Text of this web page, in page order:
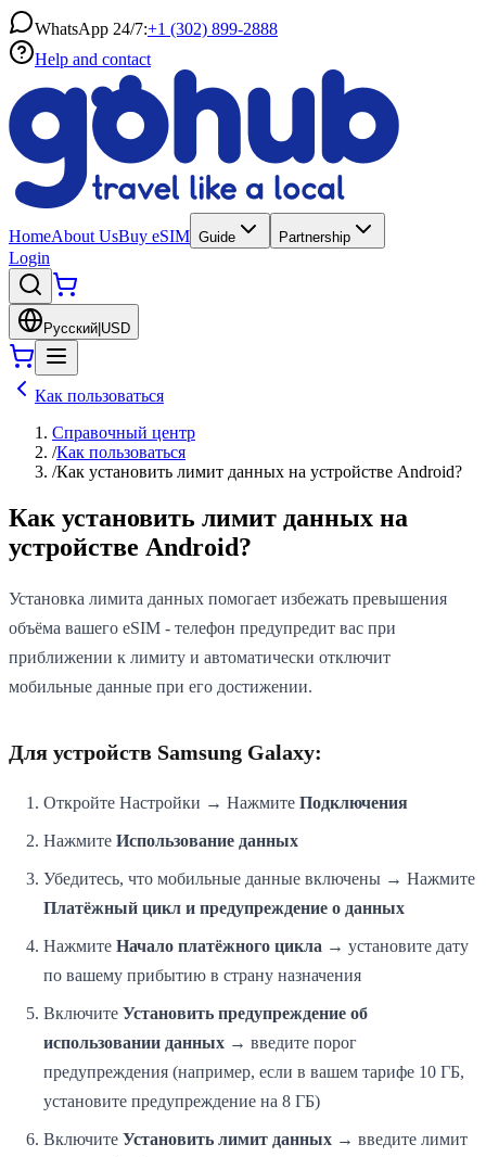
WhatsApp 24/7:+1 (302) 899-2888
Help and contact
HomeAbout UsBuy eSIM Guide Partnership
Login
Русский USD
Как пользоваться
Справочный центр
/Как пользоваться
/Как установить лимит данных на устройстве Android?
Как установить лимит данных на
устройстве Android?
Установка лимита данных помогает избежать превышения
объёма вашего eSIM - телефон предупредит вас при
приближении к лимиту и автоматически отключит
мобильные данные при его достижении.
Для устройств Samsung Galaxy:
Откройте Настройки → Нажмите Подключения
Нажмите Использование данных
Убедитесь, что мобильные данные включены → Нажмите
Платёжный цикл и предупреждение о данных
Нажмите Начало платёжного цикла → установите дату
по вашему прибытию в страну назначения
Включите Установить предупреждение об
использовании данных → введите порог
предупреждения (например, если в вашем тарифе 10 ГБ,
установите предупреждение на 8 ГБ)
Включите Установить лимит данных → введите лимит